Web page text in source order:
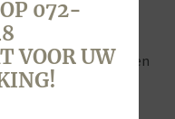
pompoenpitten erin en
072-
VOOR UW